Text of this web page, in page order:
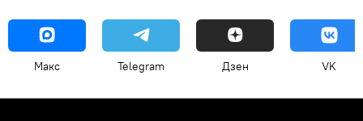
Макс Telegram Дзен VK